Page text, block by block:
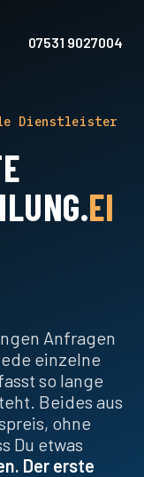
07531 9027004
Dienstleister
EI
Anfragen
einzelne
so lange
Beides aus
ohne
Du etwas
Der erste